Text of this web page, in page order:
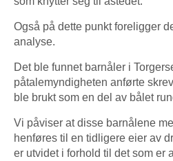
Også på dette punkt foreligger
analyse.
Det ble funnet barnåler i
påtalemyndigheten anførte
ble brukt som en del av bålet
Vi påviser at disse barnålene
henføres til en tidligere eier av
er utvidet i forhold til det som er